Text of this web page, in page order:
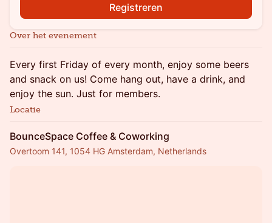
Registreren
Over het evenement
Every first Friday of every month, enjoy some beers
and snack on us! Come hang out, have a drink, and
enjoy the sun. Just for members.
Locatie
BounceSpace Coffee & Coworking
Overtoom 141, 1054 HG Amsterdam, Netherlands